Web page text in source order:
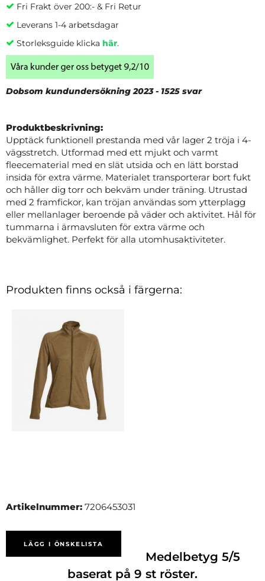
Fri Frakt över 200:- & Fri Retur
Leverans 1-4 arbetsdagar
Storleksguide klicka här.
Dobsom kundundersökning 2023 - 1525 svar
Produktbeskrivning:
Upptäck funktionell prestanda med vår lager 2 tröja i 4-
vägsstretch. Utformad med ett mjukt och varmt
fleecematerial med en slät utsida och en lätt borstad
insida för extra värme. Materialet transporterar bort fukt
och håller dig torr och bekväm under träning. Utrustad
med 2 framfickor, kan tröjan användas som ytterplagg
eller mellanlager beroende på väder och aktivitet. Hål för
tummarna i ärmavsluten för extra värme och
bekvämlighet. Perfekt för alla utomhusaktiviteter.
Produkten finns också i färgerna:
Artikelnummer: 7206453031
LÄGG I ÖNSKELISTA
Medelbetyg5/5
baserat på 9 st röster.